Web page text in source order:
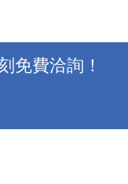
免費洽詢！